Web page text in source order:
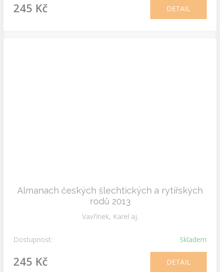
245 Kč DETAIL
Almanach českých šlechtických a rytířských
rodů 2013
Vavřínek, Karel aj.
Dostupnost: Skladem
245 Kč DETAIL